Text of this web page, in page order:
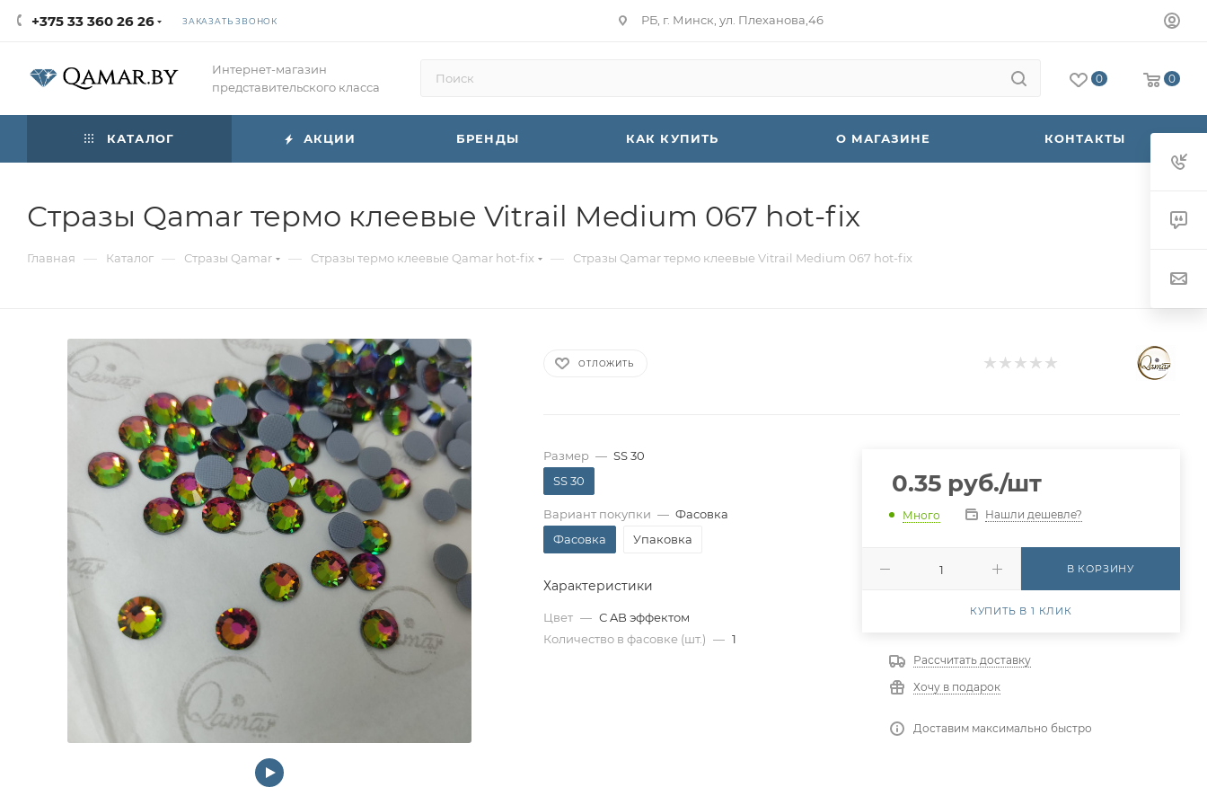
+375 33 360 26 26 ЗАКАЗАТЬ ЗВОНОК РБ, г. Минск, ул. Плеханова,46
Интернет-магазин
представительского класса
0 0
КАТАЛОГ АКЦИИ БРЕНДЫ КАК КУПИТЬ О МАГАЗИНЕ КОНТАКТЫ
Стразы Qamar термо клеевые Vitrail Medium 067 hot-fix
Главная — Каталог — Стразы Qamar — Стразы термо клеевые Qamar hot-fix — Стразы Qamar термо клеевые Vitrail Medium 067 hot-fix
ОТЛОЖИТЬ
Размер — SS 30
SS 30
Вариант покупки — Фасовка
Фасовка
Упаковка
Характеристики
Цвет — С AB эффектом
Количество в фасовке (шт.) — 1
0.35руб./шт
Много Нашли дешевле?
В КОРЗИНУ
КУПИТЬ В 1 КЛИК
Рассчитать доставку
Хочу в подарок
Доставим максимально быстро